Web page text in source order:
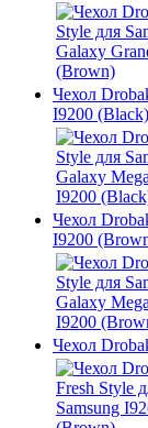
Чехол
I9200 (Black)
Чехол
I9200
Чехол